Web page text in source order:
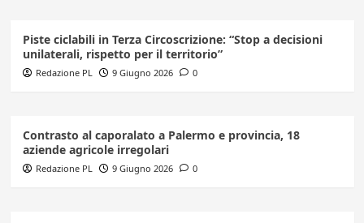
Piste ciclabili in Terza Circoscrizione: “Stop a decisioni
unilaterali, rispetto per il territorio”
Redazione PL 9 Giugno 2026 0
Contrasto al caporalato a Palermo e provincia, 18
aziende agricole irregolari
Redazione PL 9 Giugno 2026 0